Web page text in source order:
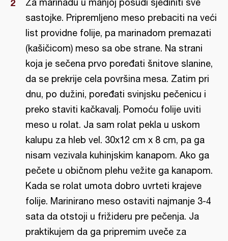
Za marinadu u manjoj posudi sjediniti sve
sastojke. Pripremljeno meso prebaciti na veći
list providne folije, pa marinadom premazati
(kašičicom) meso sa obe strane. Na strani
koja je sečena prvo poređati šnitove slanine,
da se prekrije cela površina mesa. Zatim pri
dnu, po dužini, poređati svinjsku pečenicu i
preko staviti kačkavalj. Pomoću folije uviti
meso u rolat. Ja sam rolat pekla u uskom
kalupu za hleb vel. 30x12 cm x 8 cm, pa ga
nisam vezivala kuhinjskim kanapom. Ako ga
pečete u običnom plehu vežite ga kanapom.
Kada se rolat umota dobro uvrteti krajeve
folije. Marinirano meso ostaviti najmanje 3-4
sata da otstoji u frižideru pre pečenja. Ja
praktikujem da ga pripremim uveče za